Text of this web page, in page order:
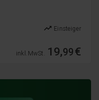
trending_up Einsteiger
inkl. MwSt. 19,99€